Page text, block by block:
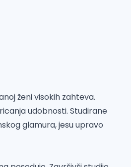
ženi visokih zahteva.
udobnosti. Studirane
glamura, jesu upravo